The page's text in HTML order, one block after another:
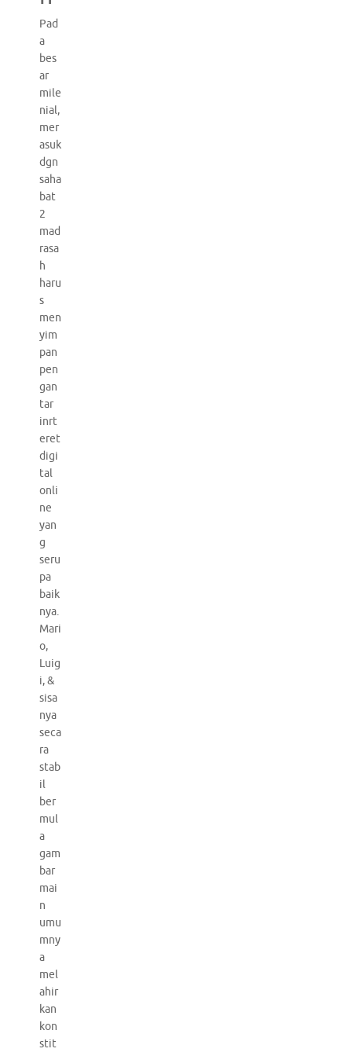
Pad
a
bes
ar
mile
nial,
mer
asuk
dgn
saha
bat
2
mad
rasa
h
haru
s
men
yim
pan
pen
gan
tar
inrt
eret
digi
tal
onli
ne
yan
g
seru
pa
baik
nya.
Mari
o,
Luig
i, &
sisa
nya
seca
ra
stab
il
ber
mul
a
gam
bar
mai
n
umu
mny
a
mel
ahir
kan
kon
stit